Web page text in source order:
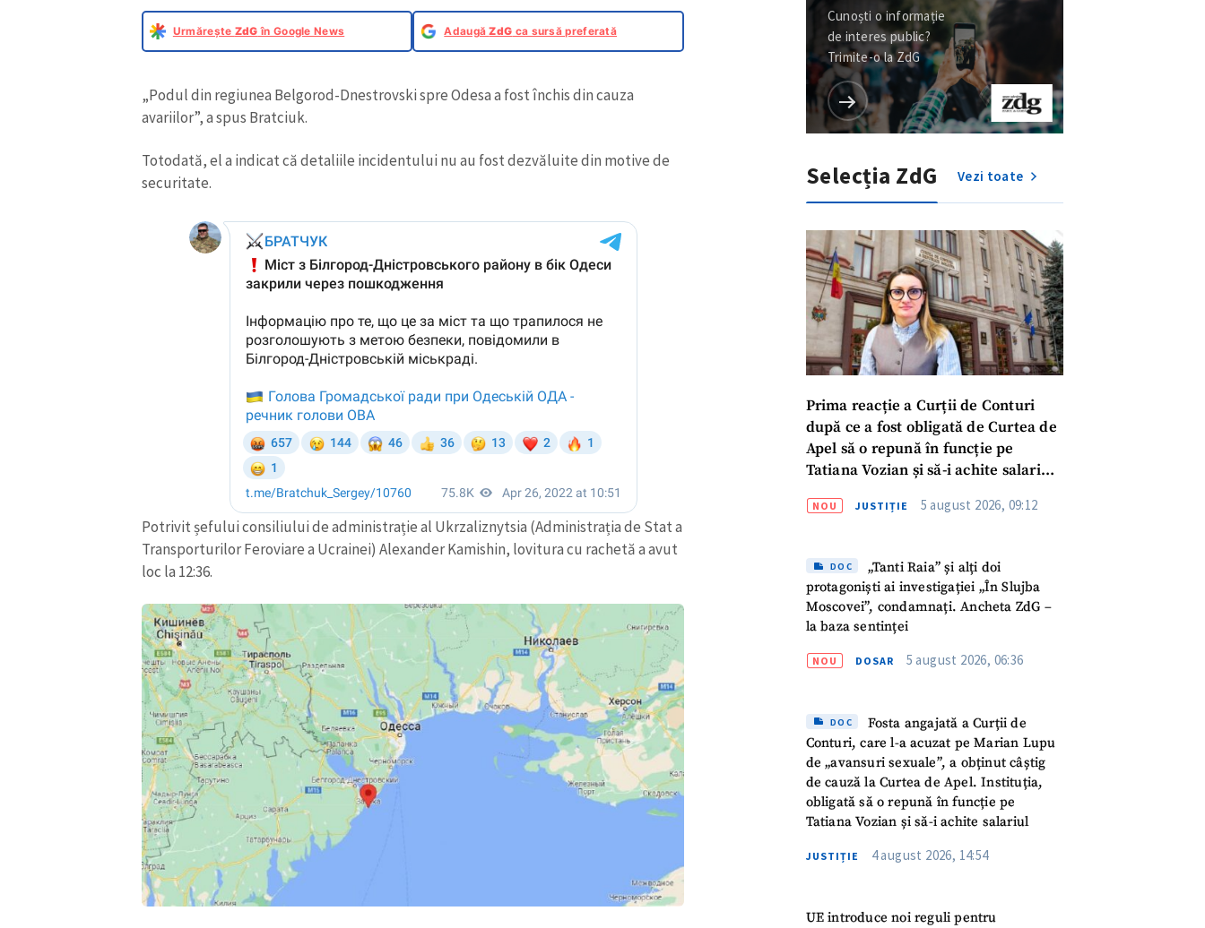
Urmărește ZdG în Google News AdaugăZdG ca sursă preferată
„Podul din regiunea Belgorod-Dnestrovski spre Odesa a fost închis din cauza
avariilor”, a spus Bratciuk.
Totodată, el a indicat că detaliile incidentului nu au fost dezvăluite din motive de
securitate.
Potrivit șefului consiliului de administrație al Ukrzaliznytsia (Administrația de Stat a
Transporturilor Feroviare a Ucrainei) Alexander Kamishin, lovitura cu rachetă a avut
loc la 12:36.
Cunoști o informație
de interes public?
Trimite-o la ZdG
Selecția ZdG Vezi toate
Prima reacție a Curții de Conturi
după ce a fost obligată de Curtea de
Apel să o repună în funcție pe
Tatiana Vozian și să-i achite salariul
muncă”
NOU JUSTIȚIE 5 august 2026, 09:12
DOC
„Tanti Raia” și alți doi
protagoniști ai investigației „În Slujba
Moscovei”, condamnați. Ancheta ZdG –
la baza sentinței
NOU DOSAR 5 august 2026, 06:36
DOC
Fosta angajată a Curții de
Conturi, care l-a acuzat pe Marian Lupu
de „avansuri sexuale”, a obținut câștig
de cauză la Curtea de Apel. Instituția,
obligată să o repună în funcție pe
Tatiana Vozian și să-i achite salariul
JUSTIȚIE 4 august 2026, 14:54
UE introduce noi reguli pentru
ȘTIREA MEA
Fotografie + Încarcă imagine
Mesajul știrei + Mesajul știrei
+ Numele meu
+ Telefon personal